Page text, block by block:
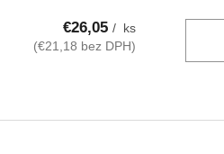
€26,05/ ks
(€21,18 bez DPH)